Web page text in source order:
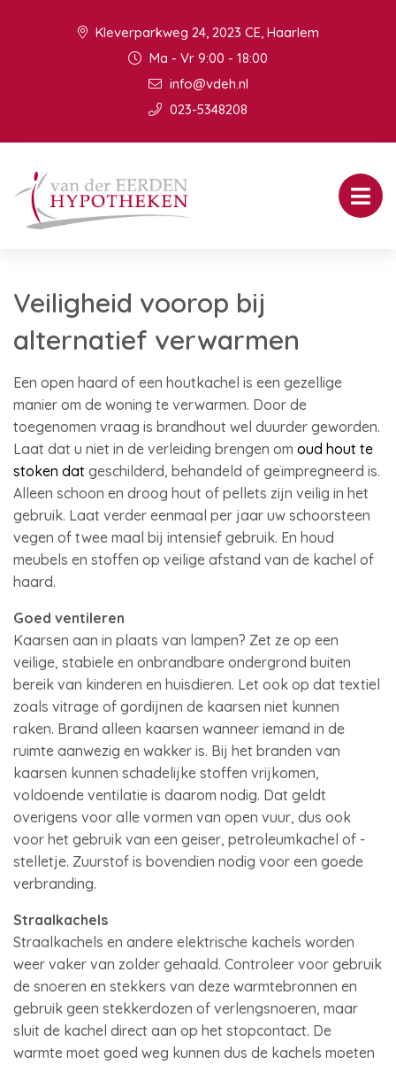
Kleverparkweg 24, 2023 CE, Haarlem
Ma - Vr 9:00 - 18:00
info@vdeh.nl
023-5348208
Veiligheid voorop bij
alternatief verwarmen
Een open haard of een houtkachel is een gezellige
manier om de woning te verwarmen. Door de
toegenomen vraag is brandhout wel duurder geworden.
Laat dat u niet in de verleiding brengen om oud hout te
stoken dat geschilderd, behandeld of geïmpregneerd is.
Alleen schoon en droog hout of pellets zijn veilig in het
gebruik. Laat verder eenmaal per jaar uw schoorsteen
vegen of twee maal bij intensief gebruik. En houd
meubels en stoffen op veilige afstand van de kachel of
haard.
Goed ventileren
Kaarsen aan in plaats van lampen? Zet ze op een
veilige, stabiele en onbrandbare ondergrond buiten
bereik van kinderen en huisdieren. Let ook op dat textiel
zoals vitrage of gordijnen de kaarsen niet kunnen
raken. Brand alleen kaarsen wanneer iemand in de
ruimte aanwezig en wakker is. Bij het branden van
kaarsen kunnen schadelijke stoffen vrijkomen,
voldoende ventilatie is daarom nodig. Dat geldt
overigens voor alle vormen van open vuur, dus ook
voor het gebruik van een geiser, petroleumkachel of -
stelletje. Zuurstof is bovendien nodig voor een goede
verbranding.
Straalkachels
Straalkachels en andere elektrische kachels worden
weer vaker van zolder gehaald. Controleer voor gebruik
de snoeren en stekkers van deze warmtebronnen en
gebruik geen stekkerdozen of verlengsnoeren, maar
sluit de kachel direct aan op het stopcontact. De
warmte moet goed weg kunnen dus de kachels moeten